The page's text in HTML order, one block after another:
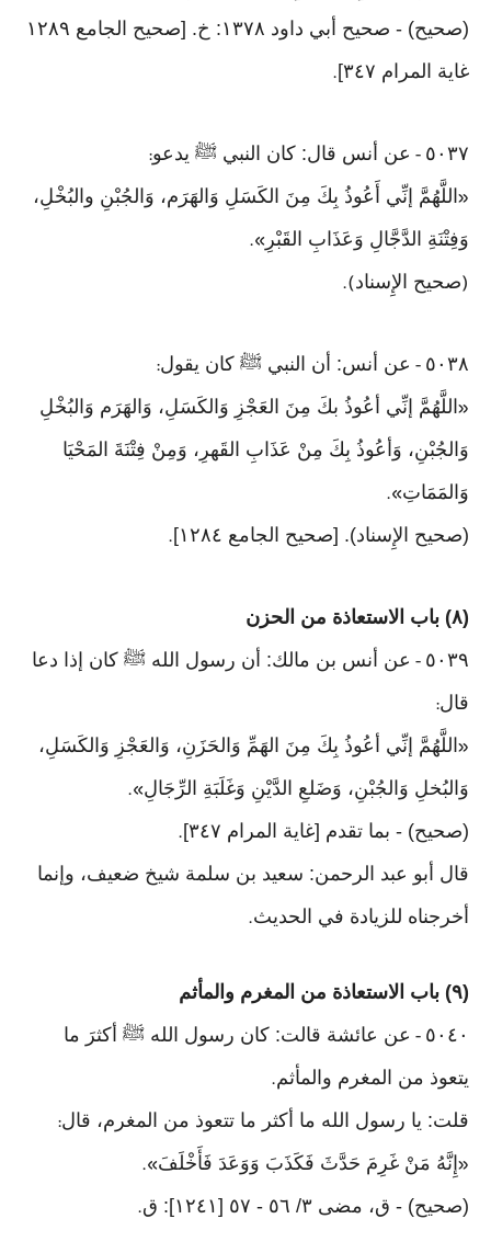
(صحيح) - صحيح أبي داود ١٣٧٨: خ. [صحيح الجامع ١٢٨٩
غاية المرام ٣٤٧]
.
٥٠٣٧ - عن أنس قال: كان النبي ﷺ يدعو:
« اللَّهُمَّ إنِّي أَعُوذُ بِكَ مِنَ الكَسَلِ وَالهَرَم، وَالجُبْنِ والبُخْلِ،
وَفِتْنَةِ الدَّجَّالِ وَعَذَابِ القَبْرِ ».
(صحيح الإِسناد).
٥٠٣٨ - عن أنس: أن النبي ﷺ كان يقول:
« اللَّهُمَّ إنِّي أعُوذُ بكَ مِنَ العَجْزِ وَالكَسَلِ، وَالهَرَم وَالبُخْلِ
وَالجُبْنِ، وَأعُوذُ بِكَ مِنْ عَذَابِ القَهرِ، وَمِنْ فِتْنَةَ المَحْيَا
وَالمَمَاتِ».
(صحيح الإِسناد). [صحيح الجامع ١٢٨٤] .
(٨) باب الاستعاذة من الحزن
٥٠٣٩ - عن أنس بن مالك: أن رسول الله ﷺ كان إذا دعا
قال:
« اللَّهُمَّ إنِّي أعُوذُ بِكَ مِنَ الهَمِّ وَالحَزَنِ، وَالعَجْزِ وَالكَسَلِ،
وَالبُخلِ وَالجُبْنِ، وَضَلعِ الدَّيْنِ وَغَلَبَةِ الرِّجَالِ».
(صحيح) - بما تقدم [غاية المرام ٣٤٧] .
قال أبو عبد الرحمن: سعيد بن سلمة شيخ ضعيف، وإنما
أخرجناه للزيادة في الحديث.
(٩) باب الاستعاذة من المغرم والمأثم
٥٠٤٠ - عن عائشة قالت: كان رسول الله ﷺ أكثرَ ما
يتعوذ من المغرم والمأثم.
قلت: يا رسول الله ما أكثر ما تتعوذ من المغرم، قال:
« إِنَّهُ مَنْ غَرِمَ حَدَّثَ فَكَذَبَ وَوَعَدَ فَأَخْلَفَ».
(صحيح) - ق، مضى ٣/ ٥٦ - ٥٧ [١٢٤١]: ق .